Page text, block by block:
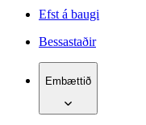
Efst á baugi
Bessastaðir
Embættið